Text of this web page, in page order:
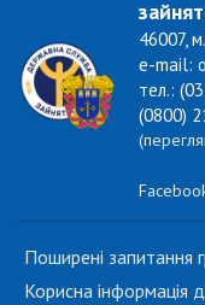
46007,
e-mail:
тел.:
(0800)
Поширені запитання
Корисна інформація